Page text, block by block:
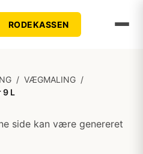
RODEKASSEN
/ VÆGMALING /
9 L
side kan være genereret